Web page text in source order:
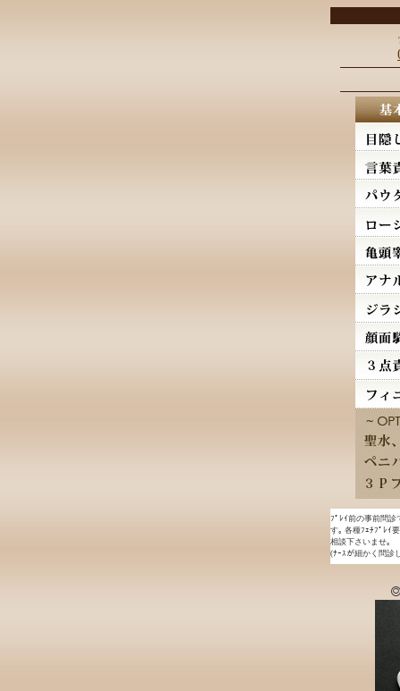
ﾌﾟﾚｲ前の事前問診
す｡ 各種ﾌｪﾁﾌﾟﾚｲ
相談下さいませ｡
(ﾅｰｽが細かく問診
◎